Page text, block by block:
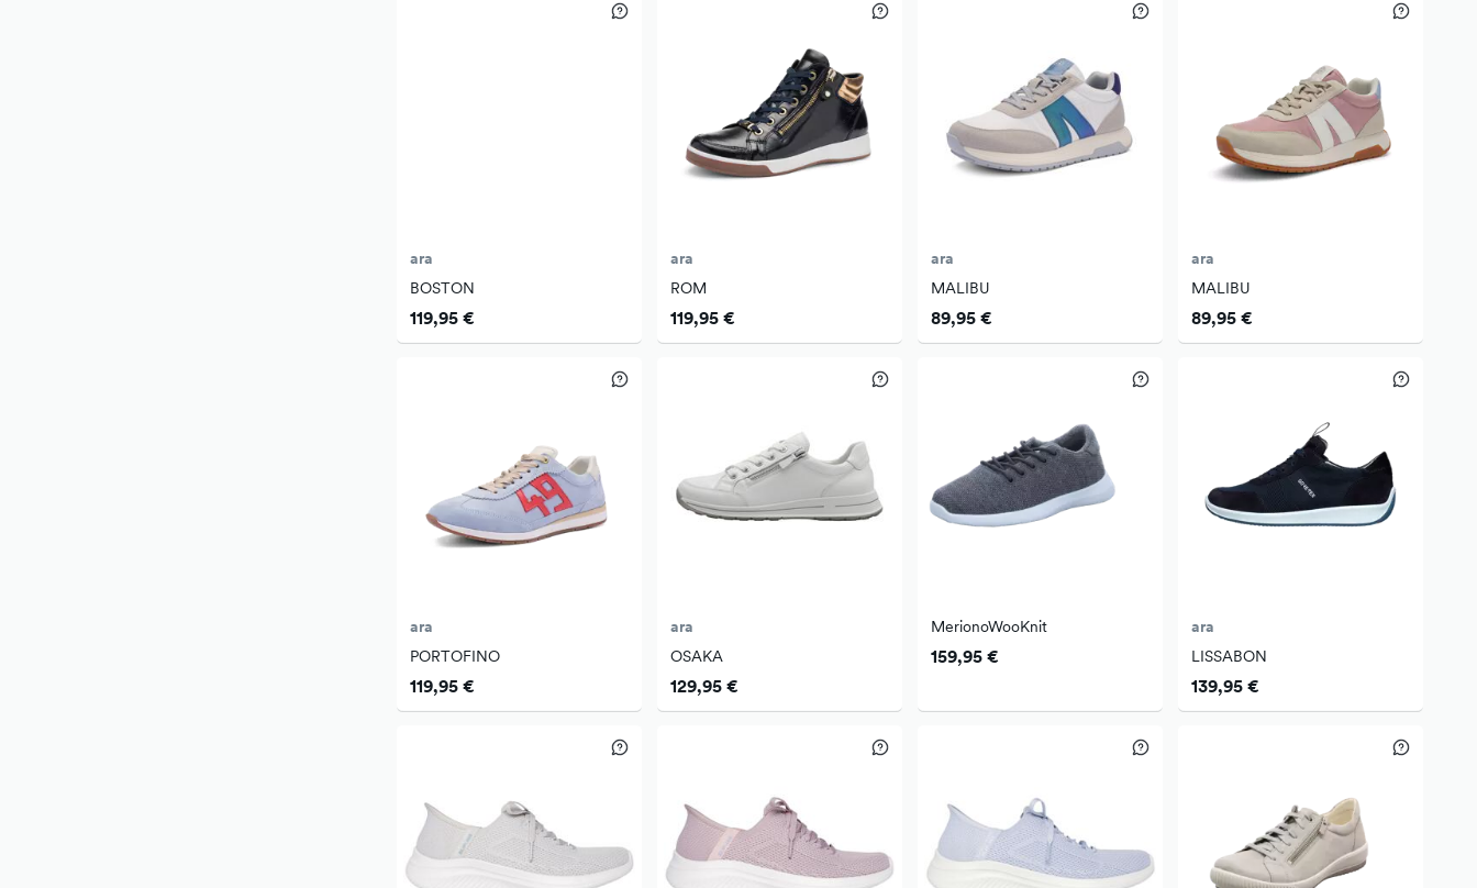
ara
BOSTON
119,95 €
ara
ROM
119,95 €
ara
MALIBU
89,95 €
ara
MALIBU
89,95 €
ara
PORTOFINO
119,95 €
ara
OSAKA
129,95 €
MerionoWooKnit
159,95 €
ara
LISSABON
139,95 €